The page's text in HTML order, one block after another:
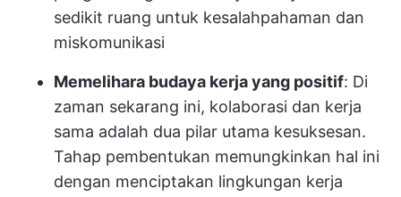
sedikit ruang untuk kesalahpahaman dan
miskomunikasi
Memelihara budaya kerja yang positif: Di
zaman sekarang ini, kolaborasi dan kerja
sama adalah dua pilar utama kesuksesan.
Tahap pembentukan memungkinkan hal ini
dengan menciptakan lingkungan kerja